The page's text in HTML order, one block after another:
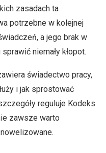
zasadach ta
potrzebne w kolejnej
a jego brak w
niemały kłopot.
świadectwo pracy,
i jak sprostować
reguluje Kodeks
zawsze warto